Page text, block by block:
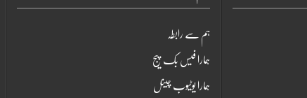
ہم سے رابطہ
ہمارا فیس بک پیج
ہمارا یوٹیوب چینل